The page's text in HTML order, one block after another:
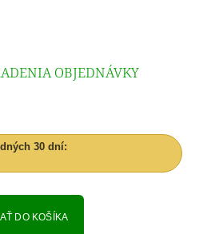
OBJEDNÁVKY
30 dní:
DO KOŠÍKA